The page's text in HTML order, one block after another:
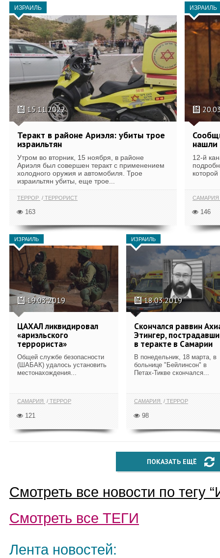
ИЗРАИЛЬ
15.11.2022
Теракт в районе Ариэля: убиты трое
израильтян
Утром во вторник, 15 ноября, в районе
Ариэля был совершен теракт с применением
холодного оружия и автомобиля. Трое
израильтян убиты, еще трое...
ТЕРРОР ТЕРРОРИСТ
163
ИЗРАИЛЬ
нашли
12-й
САМАРИЯ
146
ИЗРАИЛЬ
19.03.2019
ЦАХАЛ ликвидировал
«ариэльского
террориста»
Общей службе безопасности
(ШАБАК) удалось установить
местонахождения...
САМАРИЯ ТЕРРОР
121
ИЗРАИЛЬ
18.03.2019
Скончался раввин
Этингер,
в теракте в Самарии
В понедельник, 18 марта, в
больнице "Бейлинсон" в
Петах-Тикве скончался...
САМАРИЯ ТЕРРОР
98
ПОКАЗАТЬ ЕЩЁ
Смотреть все новости по тегу “
Смотреть все ТЕГИ
Лента новостей: